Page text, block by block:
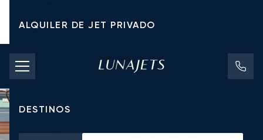
ALQUILER DE JET PRIVADO
TARIFAS DE CHÁRTER
JETS PRIVADOS
DESTINOS